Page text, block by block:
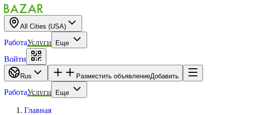
All Cities (USA)
РаботаУслуги Еще
Войти
Rus Разместить объявлениеДобавить
РаботаУслуги Еще
Главная